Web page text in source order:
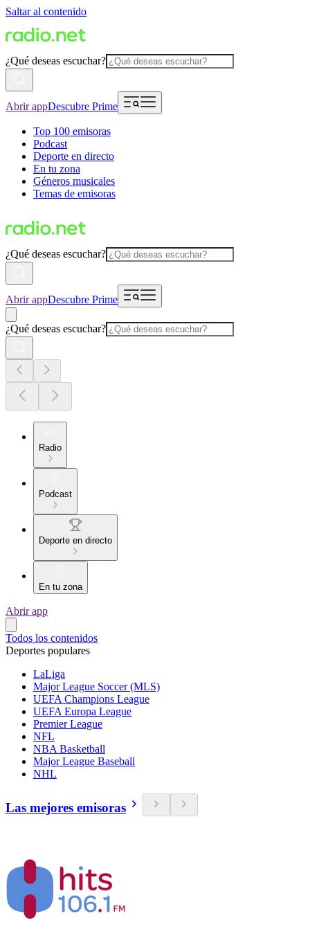
Saltar al contenido
¿Qué deseas escuchar?
Abrir appDescubre Prime
Top 100 emisoras
Podcast
Deporte en directo
En tu zona
Géneros musicales
Temas de emisoras
¿Qué deseas escuchar?
Abrir appDescubre Prime
¿Qué deseas escuchar?
Radio
Podcast
Deporte en directo
En tu zona
Abrir app
Todos los contenidos
Deportes populares
LaLiga
Major League Soccer (MLS)
UEFA Champions League
UEFA Europa League
Premier League
NFL
NBA Basketball
Major League Baseball
NHL
Las mejores emisoras